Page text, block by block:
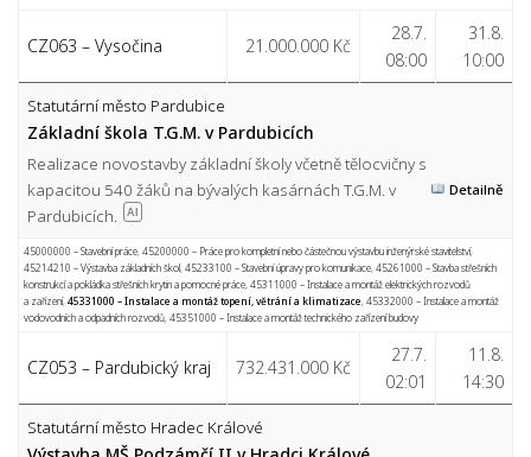
CZ063 – Vysočina 21.000.000 Kč
28.7.
08:00
31.8.
10:00
Statutární město Pardubice
Základní škola T.G.M. v Pardubicích
Realizace novostavby základní školy včetně tělocvičny s
kapacitou 540 žáků na bývalých kasárnách T.G.M. v
Pardubicích.
AI
Detailně
45000000 – Stavební práce,45200000 – Práce pro kompletní nebo částečnou výstavbu inženýrské stavitelství,
45214210 – Výstavba základních škol,45233100 – Stavební úpravy pro komunikace,45261000 – Stavba střešních
konstrukcí a pokládka střešních krytin a pomocné práce,45311000 – Instalace a montáž elektrických rozvodů
a zařízení,45331000 – Instalace a montáž topení, větrání a klimatizace,45332000 – Instalace a montáž
vodovodních a odpadních rozvodů,45351000 – Instalace a montáž technického zařízení budovy
CZ053 – Pardubický kraj 732.431.000 Kč
27.7.
02:01
11.8.
14:30
Statutární město Hradec Králové